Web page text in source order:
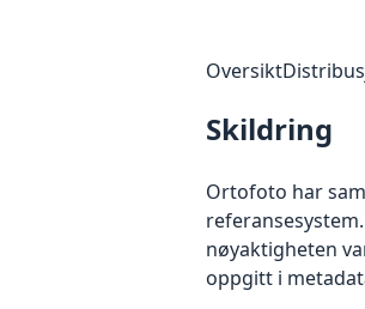
Oversikt
Skildring
Ortofoto har
nøyaktigheten
oppgitt i